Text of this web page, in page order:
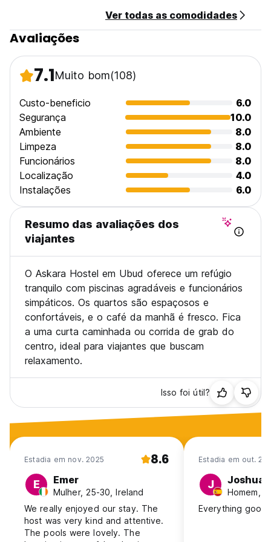
Ver todas as comodidades
Avaliações
7.1Muito bom(108)
Custo-beneficio
6.0
Segurança
10.0
Ambiente
8.0
Limpeza
8.0
Funcionários
8.0
Localização
4.0
Instalações
6.0
Resumo das avaliações dos
viajantes
O Askara Hostel em Ubud oferece um refúgio
tranquilo com piscinas agradáveis e funcionários
simpáticos. Os quartos são espaçosos e
confortáveis, e o café da manhã é fresco. Fica
a uma curta caminhada ou corrida de grab do
centro, ideal para viajantes que buscam
relaxamento.
Isso foi útil?
Estadia em nov. 2025 8.6
E Emer
Mulher, 25-30, Ireland
We really enjoyed our stay. The
host was very kind and attentive.
The pools were lovely. The
Estadia em out.
J Joshua
Homem,
Everything good!